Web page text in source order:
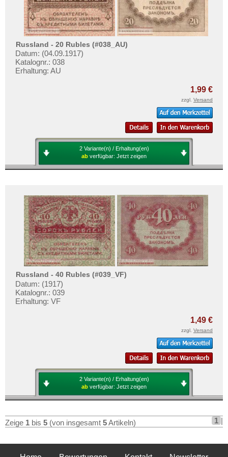
Russland - 20 Rubles (#038_AU)
Datum: (04.09.1917)
Katalognr.: 038
Erhaltung: AU
1,99 €
zzgl. Versand
2 Variante(n) / Erhaltung(en)
ab verfügbar: Jetzt zeigen
Russland - 40 Rubles (#039_VF)
Datum: (1917)
Katalognr.: 039
Erhaltung: VF
1,49 €
zzgl. Versand
2 Variante(n) / Erhaltung(en)
ab verfügbar: Jetzt zeigen
Zeige 1 bis 5 (von insgesamt 5Artikeln) 1 |